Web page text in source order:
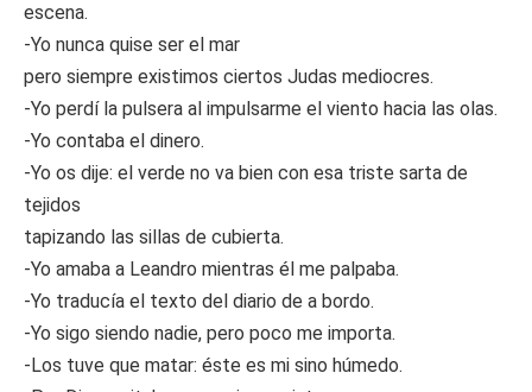
escena.
-Yo nunca quise ser el mar
pero siempre existimos ciertos Judas mediocres.
-Yo perdí la pulsera al impulsarme el viento hacia las olas.
-Yo contaba el dinero.
-Yo os dije: el verde no va bien con esa triste sarta de
tejidos
tapizando las sillas de cubierta.
-Yo amaba a Leandro mientras él me palpaba.
-Yo traducía el texto del diario de a bordo.
-Yo sigo siendo nadie, pero poco me importa.
-Los tuve que matar: éste es mi sino húmedo.